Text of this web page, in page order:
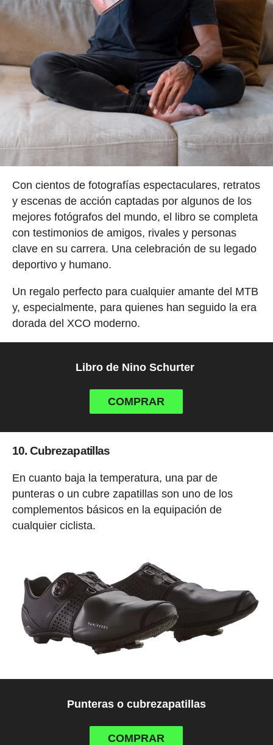
Con cientos de fotografías espectaculares, retratos
y escenas de acción captadas por algunos de los
mejores fotógrafos del mundo, el libro se completa
con testimonios de amigos, rivales y personas
clave en su carrera. Una celebración de su legado
deportivo y humano.
Un regalo perfecto para cualquier amante del MTB
y, especialmente, para quienes han seguido la era
dorada del XCO moderno.
Libro de Nino Schurter
COMPRAR
10. Cubrezapatillas
En cuanto baja la temperatura, una par de
punteras o un cubre zapatillas son uno de los
complementos básicos en la equipación de
cualquier ciclista.
Punteras o cubrezapatillas
COMPRAR